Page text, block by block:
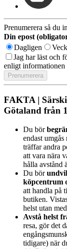
Prenumerera så du
Din epost
Dagligen
Jag har läst och
enligt informationen
FAKTA |
Götaland från
Du bör
endast
träffar andra
att vara nära
hålla avstånd
Du bör
köpcentrum
att handla på
butiken.
helst utan
Avstå helst
resa, gör det
tidigare) när